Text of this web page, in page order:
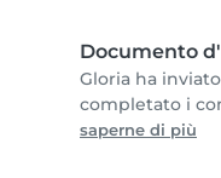
Documento
Gloria ha
completato i
saperne di più